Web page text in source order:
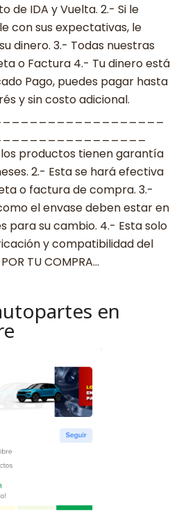
de IDA y Vuelta. 2.- Si le
con sus expectativas, le
dinero. 3.- Todas nuestras
o Factura 4.- Tu dinero está
Pago, puedes pagar hasta
y sin costo adicional.
los productos tienen garantía
2.- Esta se hará efectiva
o factura de compra. 3.-
el envase deben estar en
para su cambio. 4.- Esta solo
y compatibilidad del
TU COMPRA…
en